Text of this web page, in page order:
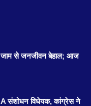
जाम से जनजीवन बेहाल; आज
संशोधन विधेयक, कांग्रेस ने